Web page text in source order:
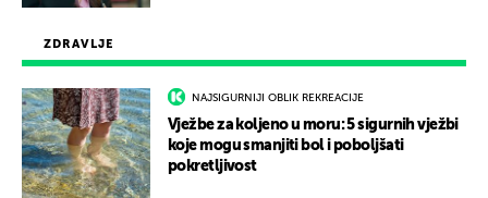
ZDRAVLJE
NAJSIGURNIJI OBLIK REKREACIJE
Vježbe za koljeno u moru: 5 sigurnih vježbi
koje mogu smanjiti bol i poboljšati
pokretljivost